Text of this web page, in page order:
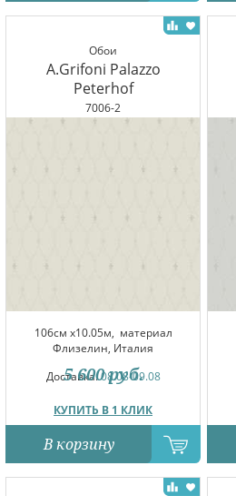
Обои
A.Grifoni Palazzo
Peterhof
7006-2
106см x10.05м, материал
Флизелин, Италия
Доставка:08.08-09.08
КУПИТЬ В 1 КЛИК
5 600 руб.
В корзину